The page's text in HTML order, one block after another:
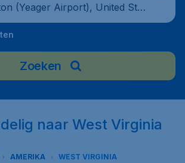
(Yeager Airport), United Stat
Zoeken
naar West Virginia
AMERIKA WEST VIRGINIA